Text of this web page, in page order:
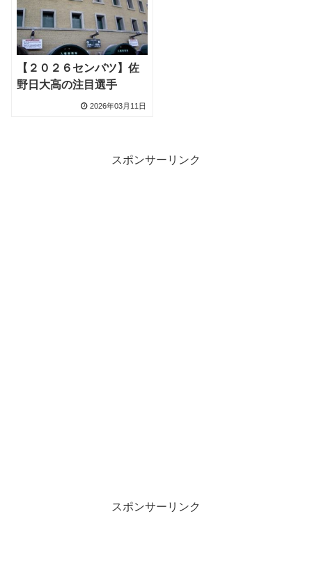
【２０２６センバツ】佐
野日大高の注目選手
2026年03月11日
スポンサーリンク
スポンサーリンク